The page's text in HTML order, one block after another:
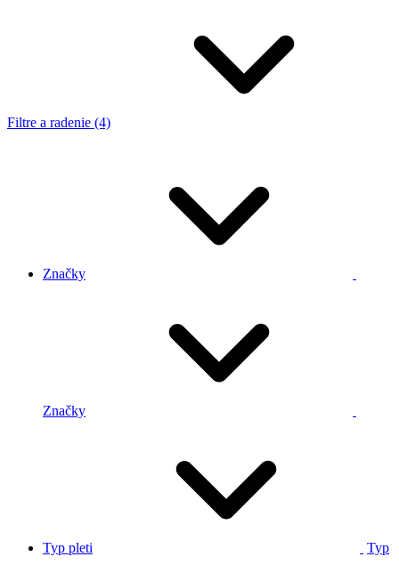
Filtre a radenie (4)
Značky
Značky
Typ pleti Typ